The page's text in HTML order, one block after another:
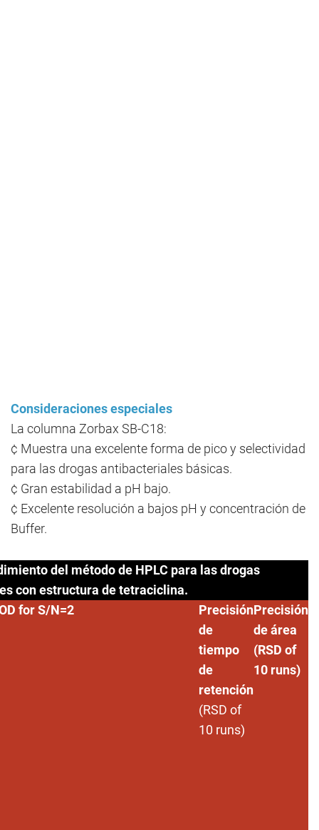
Consideraciones especiales
La columna Zorbax SB-C18:
¢ Muestra una excelente forma de pico y selectividad
para las drogas antibacteriales básicas.
¢ Gran estabilidad a pH bajo.
¢ Excelente resolución a bajos pH y concentración de
Buffer.
del método de HPLC para las drogas
con estructura de tetraciclina.
for S/N=2
Precisión
de
tiempo
de
retención
(RSD of
10 runs)
Precisión
de área
(RSD of
10 runs)